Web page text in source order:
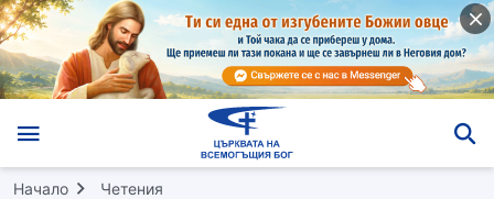
Начало Четения